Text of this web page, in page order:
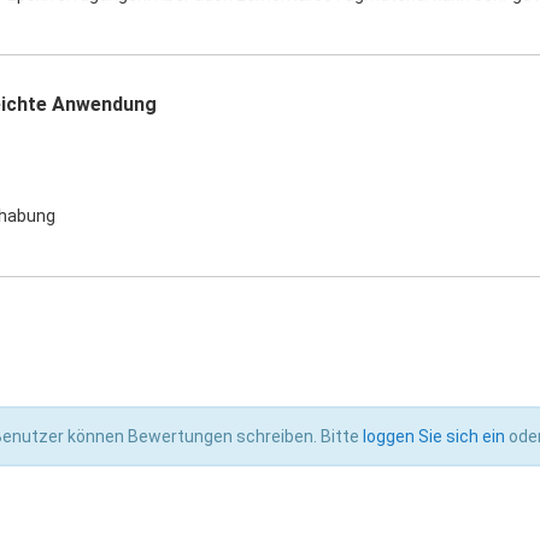
Anwendung
können Bewertungen schreiben. Bitte loggen Sie sich ein